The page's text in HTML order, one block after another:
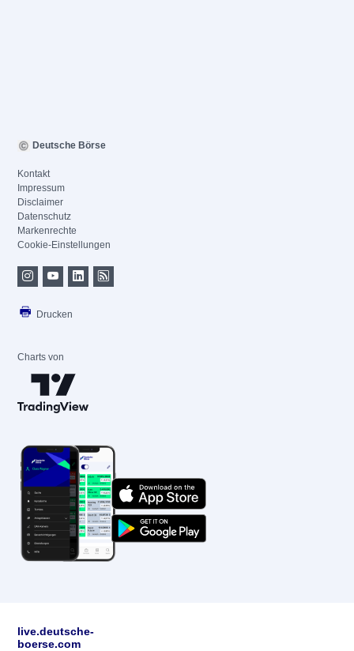
Deutsche Börse
Kontakt
Impressum
Disclaimer
Datenschutz
Markenrechte
Cookie-Einstellungen
Drucken
Charts von
live.deutsche-
boerse.com